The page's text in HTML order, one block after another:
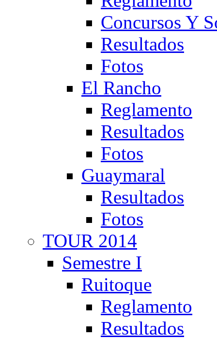
Concursos Y
Resultados
Fotos
El Rancho
Reglamento
Resultados
Fotos
Guaymaral
Resultados
Fotos
TOUR 2014
Semestre I
Ruitoque
Reglamento
Resultados